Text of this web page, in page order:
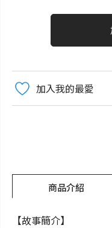
加入我的最愛
商品介紹
【故事簡介】